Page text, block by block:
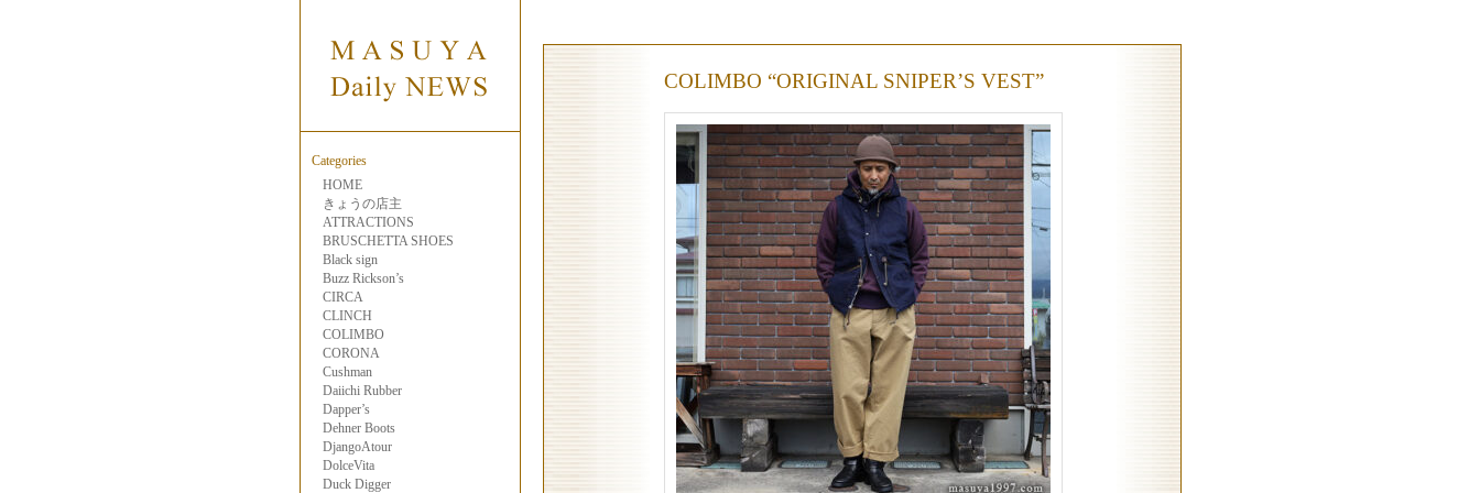
Categories
HOME
きょうの店主
ATTRACTIONS
BRUSCHETTA SHOES
Black sign
Buzz Rickson’s
CIRCA
CLINCH
COLIMBO
CORONA
Cushman
Daiichi Rubber
Dapper’s
Dehner Boots
DjangoAtour
DolceVita
Duck Digger
COLIMBO “ORIGINAL SNIPER’S VEST”